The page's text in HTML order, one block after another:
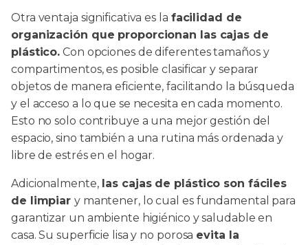
Otra ventaja significativa es la facilidad de
organización que proporcionan las cajas de
plástico. Con opciones de diferentes tamaños y
compartimentos, es posible clasificar y separar
objetos de manera eficiente, facilitando la búsqueda
y el acceso a lo que se necesita en cada momento.
Esto no solo contribuye a una mejor gestión del
espacio, sino también a una rutina más ordenada y
libre de estrés en el hogar.
Adicionalmente,las cajas de plástico son fáciles
de limpiar y mantener, lo cual es fundamental para
garantizar un ambiente higiénico y saludable en
casa. Su superficie lisa y no porosa evita la